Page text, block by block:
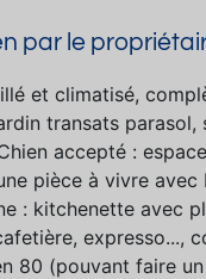
par le
et climatisé,
transats
accepté :
pièce à vivre
: kitchenette avec
expresso...,
80 (pouvant faire